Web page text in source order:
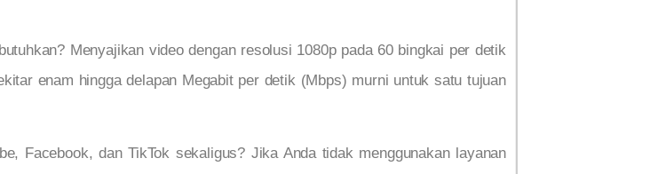
Menyajikan video dengan resolusi 1080p pada 60 bingkai per detik
enam hingga delapan Megabit per detik (Mbps) murni untuk satu tujuan
Facebook, dan TikTok sekaligus? Jika Anda tidak menggunakan layanan